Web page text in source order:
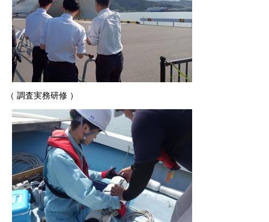
（ 調査実務研修 ）